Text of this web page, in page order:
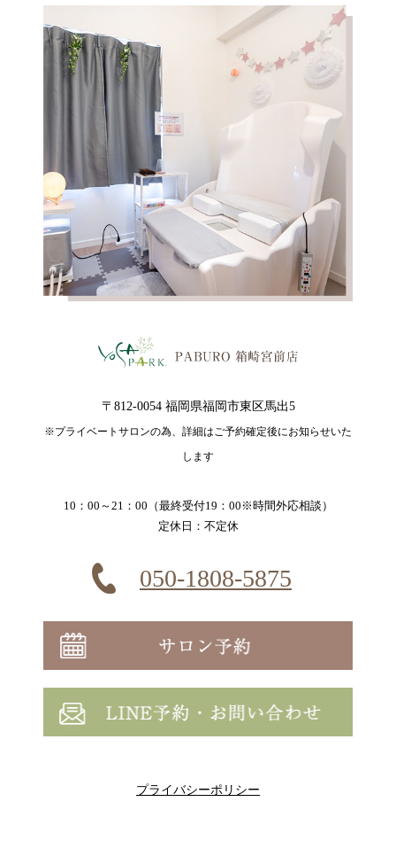
〒812-0054 福岡県福岡市東区馬出5
※プライベートサロンの為、詳細はご予約確定後にお知らせいた
します
10：00～21：00（最終受付19：00※時間外応相談）
定休日：不定休
050-1808-5875
プライバシーポリシー